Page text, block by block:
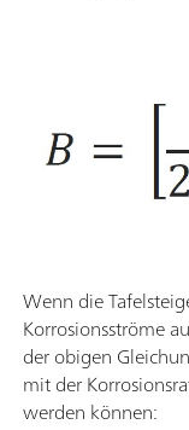
Wenn die
Korrosionsströme
der obigen
mit der
werden können: